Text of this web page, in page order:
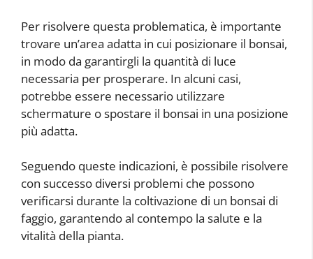
Per risolvere questa problematica, è importante
trovare un’area adatta in cui posizionare il bonsai,
in modo da garantirgli la quantità di luce
necessaria per prosperare. In alcuni casi,
potrebbe essere necessario utilizzare
schermature o spostare il bonsai in una posizione
più adatta.
Seguendo queste indicazioni, è possibile risolvere
con successo diversi problemi che possono
verificarsi durante la coltivazione di un bonsai di
faggio, garantendo al contempo la salute e la
vitalità della pianta.